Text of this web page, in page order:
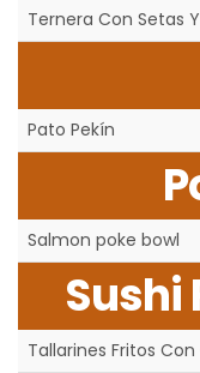
Ternera Con Setas
Pato Pekín
Salmon poke bowl
Sushi
Tallarines Fritos